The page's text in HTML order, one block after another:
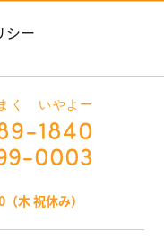
シー
まく
-1840
いやよー
0003
木 祝休み）